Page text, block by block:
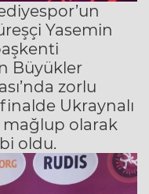
Yasemin
Büyükler
zorlu
Ukraynalı
mağlup olarak
oldu.